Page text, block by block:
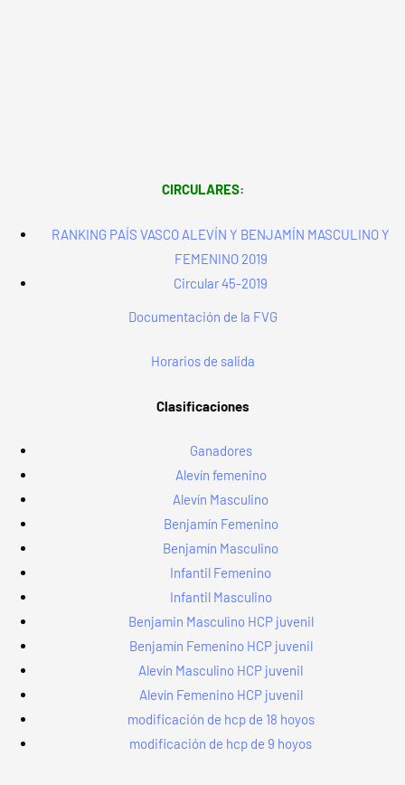
CIRCULARES:
RANKING PAÍS VASCO ALEVÍN Y BENJAMÍN MASCULINO Y
FEMENINO 2019
Circular 45-2019
Documentación de la FVG
Horarios de salida
Clasificaciones
Ganadores
Alevín femenino
Alevín Masculino
Benjamín Femenino
Benjamín Masculino
Infantil Femenino
Infantil Masculino
Benjamin Masculino HCP juvenil
Benjamín Femenino HCP juvenil
Alevín Masculino HCP juvenil
Alevín Femenino HCP juvenil
modificación de hcp de 18 hoyos
modificación de hcp de 9 hoyos